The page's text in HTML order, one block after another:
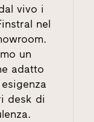
vivo i
nel
un
adatto
desk di